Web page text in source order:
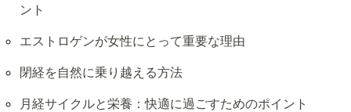
ント
エストロゲンが女性にとって重要な理由
閉経を自然に乗り越える方法
月経サイクルと栄養：快適に過ごすためのポイント